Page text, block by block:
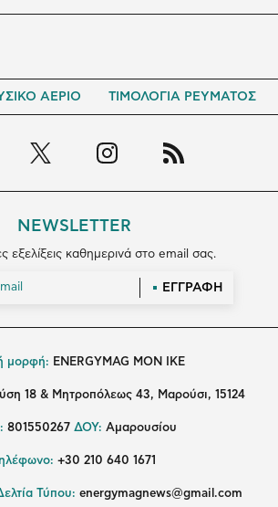
ΑΕΡΙΟ ΤΙΜΟΛΟΓΙΑ ΡΕΥΜΑΤΟΣ
NEWSLETTER
εξελίξεις καθημερινά στο email σας.
ΕΓΓΡΑΦΗ
μορφή: ENERGYMAG MON IKE
18 & Μητροπόλεως 43, Μαρούσι, 15124
801550267 ΔΟΥ: Αμαρουσίου
+30 210 640 1671
Τύπου: energymagnews@gmail.com